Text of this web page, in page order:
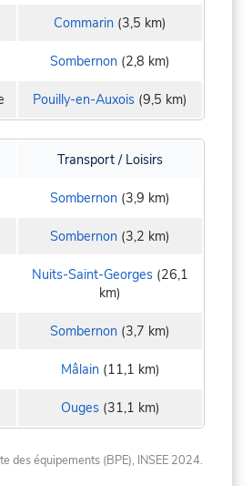
Commarin (3,5 km)
Sombernon (2,8 km)
Pouilly-en-Auxois (9,5 km)
Transport / Loisirs
Sombernon (3,9 km)
Sombernon (3,2 km)
Nuits-Saint-Georges (26,1
km)
Sombernon (3,7 km)
Mâlain(11,1 km)
Ouges(31,1 km)
des équipements (BPE), INSEE 2024.